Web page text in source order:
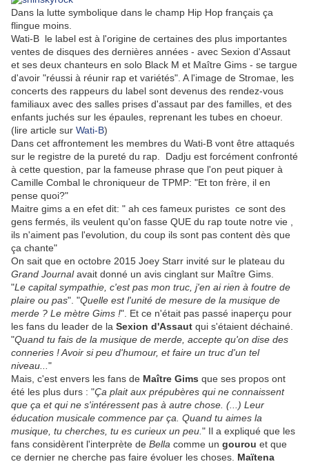
Dans la lutte symbolique dans le champ Hip Hop français ça
flingue moins.
Wati-B le label est à l'origine de certaines des plus importantes
ventes de disques des dernières années - avec Sexion d'Assaut
et ses deux chanteurs en solo Black M et Maître Gims - se targue
d'avoir "réussi à réunir rap et variétés". A l'image de Stromae, les
concerts des rappeurs du label sont devenus des rendez-vous
familiaux avec des salles prises d'assaut par des familles, et des
enfants juchés sur les épaules, reprenant les tubes en choeur.
(lire article sur Wati-B)
Dans cet affrontement les membres du Wati-B vont être attaqués
sur le registre de la pureté du rap. Dadju est forcément confronté
à cette question, par la fameuse phrase que l'on peut piquer à
Camille Combal le chroniqueur de TPMP: "Et ton frère, il en
pense quoi?"
Maitre gims a en efet dit: " ah ces fameux puristes ce sont des
gens fermés, ils veulent qu'on fasse QUE du rap toute notre vie ,
ils n'aiment pas l'evolution, du coup ils sont pas content dès que
ça chante"
On sait que en octobre 2015 Joey Starr invité sur le plateau du
Grand Journalavait donné un avis cinglant sur Maître Gims.
"Le capital sympathie, c'est pas mon truc, j'en ai rien à foutre de
plaire ou pas". "Quelle est l'unité de mesure de la musique de
merde ? Le mètre Gims !". Et ce n'était pas passé inaperçu pour
les fans du leader de la Sexion d'Assaut qui s'étaient déchainé.
"Quand tu fais de la musique de merde, accepte qu'on dise des
conneries ! Avoir si peu d'humour, et faire un truc d'un tel
niveau... "
Mais, c'est envers les fans de Maître Gims que ses propos ont
été les plus durs : "Ça plait aux prépubères qui ne connaissent
que ça et qui ne s'intéressent pas à autre chose. (...) Leur
éducation musicale commence par ça. Quand tu aimes la
musique, tu cherches, tu es curieux un peu. " Il a expliqué que les
fans considèrent l'interprète de Bella comme un gourou et que
ce dernier ne cherche pas faire évoluer les choses. Maïtena